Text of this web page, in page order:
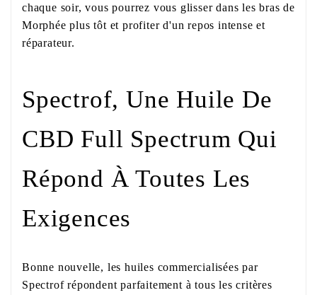
chaque soir, vous pourrez vous glisser dans les bras de
Morphée plus tôt et profiter d'un repos intense et
réparateur.
Spectrof, Une Huile De
CBD Full Spectrum Qui
Répond À Toutes Les
Exigences
Bonne nouvelle, les huiles commercialisées par
Spectrof répondent parfaitement à tous les critères